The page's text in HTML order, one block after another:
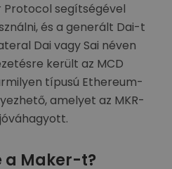
Protocol segítségével
és a generált Dai-t
Dai vagy Sai néven
került az MCD
típusú Ethereum-
amelyet az MKR-
a Maker-t?